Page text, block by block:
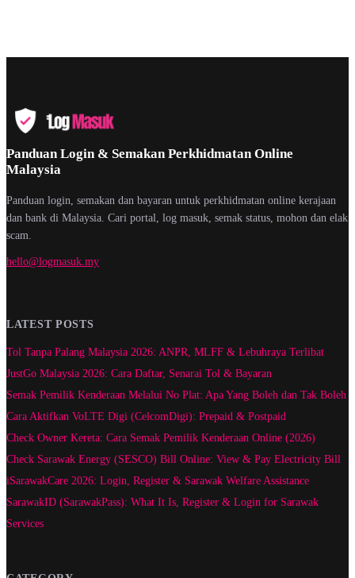
Panduan Login & Semakan Perkhidmatan Online
Malaysia
Panduan login, semakan dan bayaran untuk perkhidmatan online kerajaan
dan bank di Malaysia. Cari portal, log masuk, semak status, mohon dan elak
scam.
hello@logmasuk.my
LATEST POSTS
Tol Tanpa Palang Malaysia 2026: ANPR, MLFF & Lebuhraya Terlibat
JustGo Malaysia 2026: Cara Daftar, Senarai Tol & Bayaran
Semak Pemilik Kenderaan Melalui No Plat: Apa Yang Boleh dan Tak Boleh
Cara Aktifkan VoLTE Digi (CelcomDigi): Prepaid & Postpaid
Check Owner Kereta: Cara Semak Pemilik Kenderaan Online (2026)
Check Sarawak Energy (SESCO) Bill Online: View & Pay Electricity Bill
iSarawakCare 2026: Login, Register & Sarawak Welfare Assistance
SarawakID (SarawakPass): What It Is, Register & Login for Sarawak
Services